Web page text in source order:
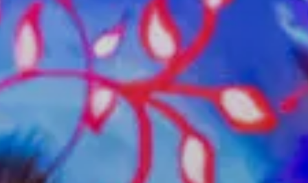
Musiques
Fiesta
En tournée
100 Dessus
Dessous
Projets
participatifs
Infos